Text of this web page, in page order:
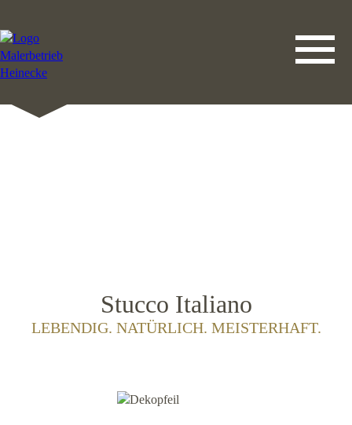
Stucco Italiano
LEBENDIG. NATÜRLICH. MEISTERHAFT.